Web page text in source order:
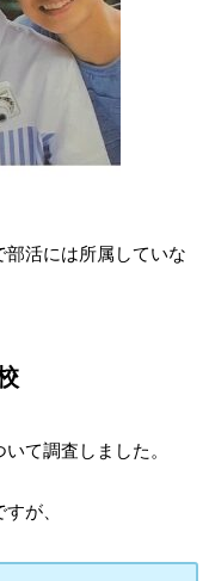
活には所属していな
いて調査 しました。
が、